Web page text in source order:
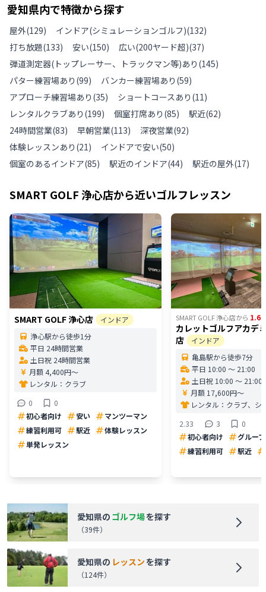
愛知県内で特徴から探す
屋外(129) インドア(シミュレーションゴルフ)(132)
打ち放題(133) 安い(150) 広い(200ヤード超)(37)
弾道測定器(トップレーサー、トラックマン等)あり (145)
パター練習場あり (99) バンカー練習場あり (59)
アプローチ練習場あり (35) ショートコースあり (11)
レンタルクラブあり (199) 個室打席あり (85) 駅近(62)
24時間営業(83) 早朝営業(113) 深夜営業(92)
体験レッスンあり (21) インドアで安い(50)
個室のあるインドア(85) 駅近のインドア(44) 駅近の屋外(17)
SMART GOLF 浄心店から近いゴルフレッスン
SMART GOLF 浄心店
インドア
浄心駅から徒歩1分
平日 24時間営業
土日祝 24時間営業
月額 4,400円〜
レンタル： クラブ
0
0
初心者向け
安い
マンツーマン
練習利用可
駅近
体験レッスン
単発レッスン
SMART GOLF 浄心店から 1.64
カレットゴルフアカデ
店
インドア
亀島駅から徒歩7分
平日 10:00 〜 21:00
土日祝 10:00 〜 21:00
月額 17,600円〜
レンタル： クラブ、シ
2.33
3
0
初心者向け
グループ
練習利用可
駅近
愛知県の ゴルフ場を探す
（39件）
愛知県の レッスンを探す
（124件）